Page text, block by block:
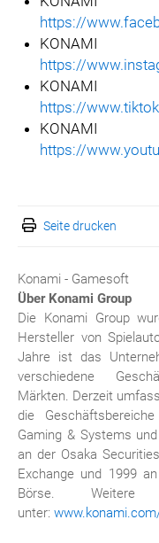
https://
https://
https://
https://
Seite drucken
Konami - Gamesoft
Über Konami Group
Die Konami Group
Hersteller von
Jahre ist das
verschiedene
Märkten. Derzeit
die
Gaming & Systems
an der Osaka
Exchange und 1999
Börse. Weitere
unter: